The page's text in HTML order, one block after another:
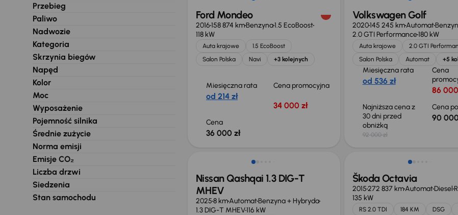
Przebieg
Paliwo
Nadwozie
Kategoria
Skrzynia biegów
Napęd
Kolor
Moc
Wyposażenie
Pojemność silnika
Średnie zużycie
Norma emisji
Emisje CO₂
Liczba drzwi
Siedzenia
Stan samochodu
Ford Mondeo
2016158 874 kmBenzyna1.5 EcoBoost
118 kW
Auta krajowe
1.5 EcoBoost
Salon Polska
Navi +3 kolejnych
Miesięczna rata
od 214 zł
Cena promocyjna
34 000 zł
Cena
36 000 zł
Volkswagen Golf
2020145 245 kmAutomat
2.0 GTI Performance180 kW
Auta krajowe
2.0 GTI
Salon Polska
Automat +5
Miesięczna rata
od 536 zł
Cena
86 000
Najniższa cena z
30 dni przed
obniżką
92 000 zł
Cena
90
Od nowego taniej o 36 775 zł
Nissan Qashqai 1.3 DIG-T
MHEV
20258 kmAutomatBenzyna + Hybryda
1.3 DIG-T MHEV116 kW
Škoda Octavia
2015272 837 kmAutomatDiesel
135 kW
RS 2.0 TDI 184 KM DSG